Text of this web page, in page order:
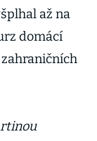
až na
domácí